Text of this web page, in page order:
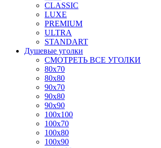
CLASSIC
LUXE
PREMIUM
ULTRA
STANDART
Душевые уголки
СМОТРЕТЬ ВСЕ УГОЛКИ
80x70
80x80
90x70
90x80
90x90
100x100
100x70
100x80
100x90